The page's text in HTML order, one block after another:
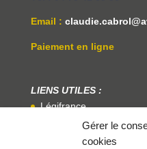
Gérer le
cookies
Email :
Paiement en ligne
LIENS UTILES :
Légifrance
Service Public